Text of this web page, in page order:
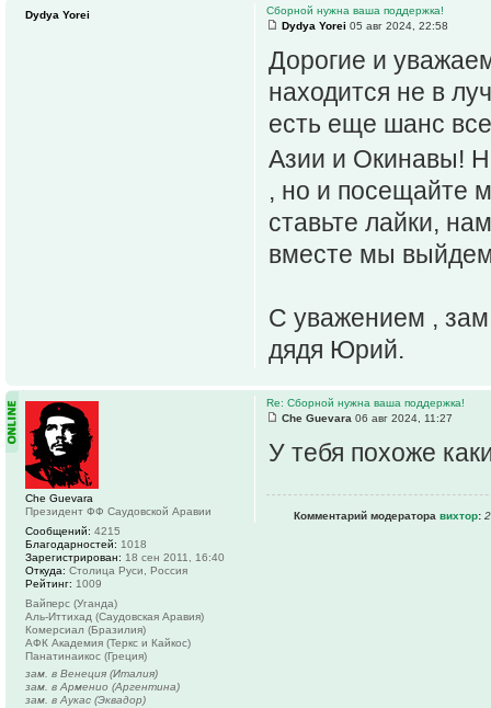
Сборной нужна ваша поддержка!
Dydya Yorei 05 авг 2024, 22:58
Дорогие и
находится не в
есть еще шанс
Азии и Окинавы!
, но и посещайте
ставьте лайки,
вместе мы
С уважением ,
дядя Юрий.
Dydya Yorei
Re: Сборной нужна ваша поддержка!
Che Guevara 06 авг 2024, 11:27
У тебя похоже
Комментарий модератора вихтор:
Che Guevara
Президент ФФ Саудовской Аравии
Сообщений: 4215
Благодарностей: 1018
Зарегистрирован: 18 сен 2011, 16:40
Откуда: Столица Руси, Россия
Рейтинг: 1009
Вайперс (Уганда)
Аль-Иттихад (Саудовская Аравия)
Комерсиал (Бразилия)
АФК Академия (Теркс и Кайкос)
Панатинаикос (Греция)
зам. в Венеция (Италия)
зам. в Арменио (Аргентина)
зам. в Аукас (Эквадор)